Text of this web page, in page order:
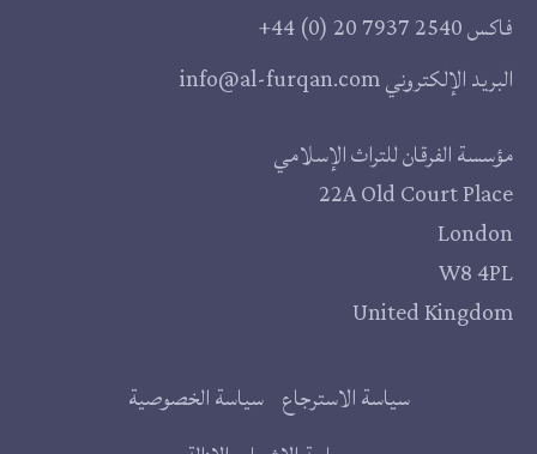
فاكس+44 (0) 20 7937 2540
البريد الإلكترونيinfo@al-furqan.com
مقر
المؤسسة
مؤسسة الفرقان للتراث الإسلامي
22A Old Court Place
London
W8 4PL
United Kingdom
سياسة الاسترجاع سياسة الخصوصية